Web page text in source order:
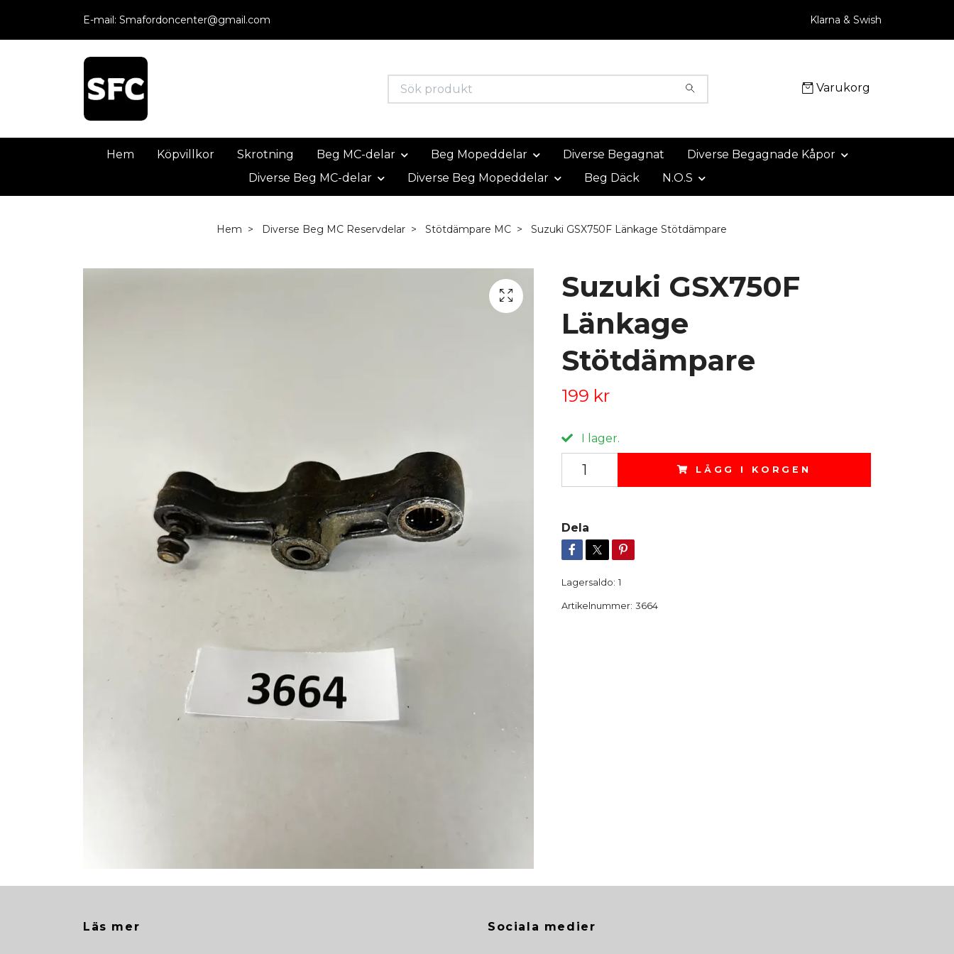
E-mail: Smafordoncenter@gmail.com Klarna & Swish
Varukorg
Hem Köpvillkor Skrotning Beg MC-delar Beg Mopeddelar Diverse Begagnat
Diverse Begagnade Kåpor
Diverse Beg MC-delar
Diverse Beg Mopeddelar Beg Däck N.O.S
Hem Diverse Beg MC Reservdelar Stötdämpare MC Suzuki GSX750F Länkage Stötdämpare
Suzuki GSX750F
Länkage
Stötdämpare
199 kr
I lager.
LÄGG I KORGEN
Dela
Lagersaldo: 1
Artikelnummer: 3664
Läs mer Sociala medier